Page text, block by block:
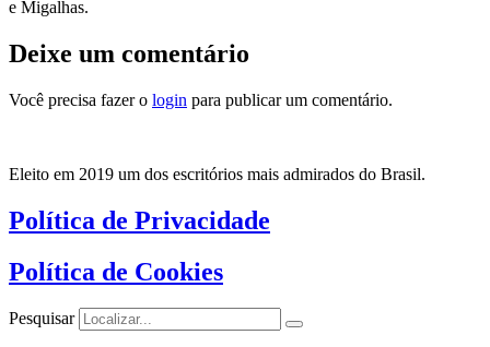
e Migalhas.
Deixe um comentário
Você precisa fazer o login para publicar um comentário.
Eleito em 2019 um dos escritórios mais admirados do Brasil.
Política de Privacidade
Política de Cookies
Pesquisar